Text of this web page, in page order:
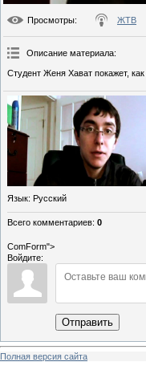
Просмотры: ЖТВ
Описание материала:
Студент Женя Хават покажет,
Язык: Русский
Всего комментариев: 0
ComForm">
Войдите:
Отправить
Полная версия сайта